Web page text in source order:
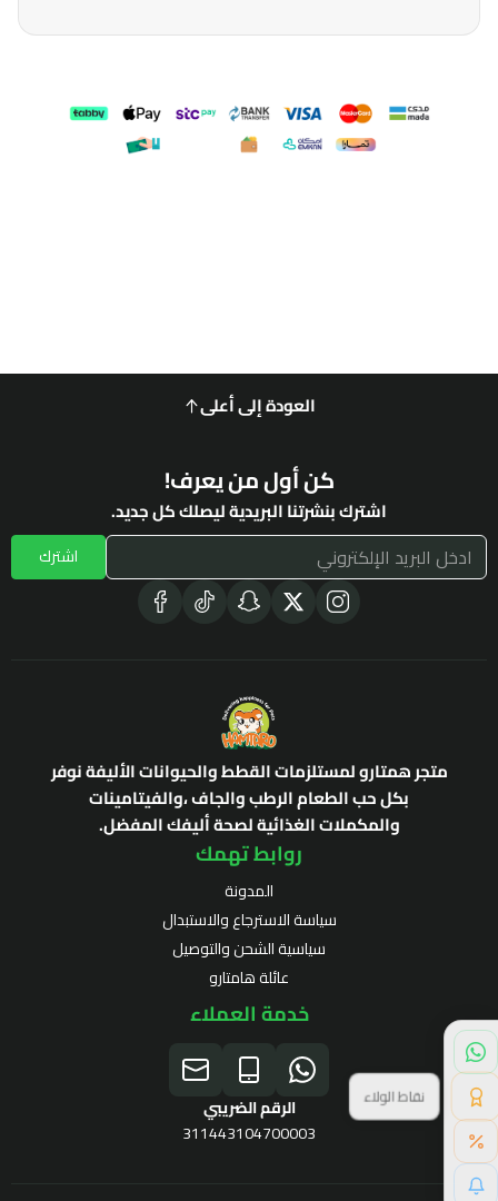
العودة إلى أعلى
كن أول من يعرف!
اشترك بنشرتنا البريدية ليصلك كل جديد.
اشترك
متجر همتارو لمستلزمات القطط والحيوانات الأليفة نوفر
بكل حب الطعام الرطب والجاف ،والفيتامينات
والمكملات الغذائية لصحة أليفك المفضل.
روابط تهمك
المدونة
سياسة الاسترجاع والاستبدال
سياسية الشحن والتوصيل
عائلة هامتارو
خدمة العملاء
الرقم الضريبي
311443104700003
نقاط الولاء